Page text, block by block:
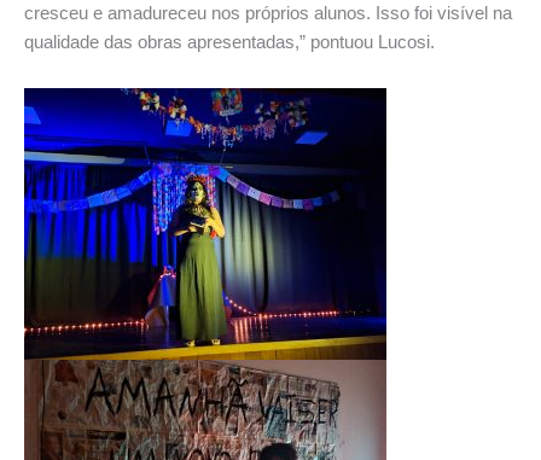
cresceu e amadureceu nos próprios alunos. Isso foi visível na
qualidade das obras apresentadas,” pontuou Lucosi.